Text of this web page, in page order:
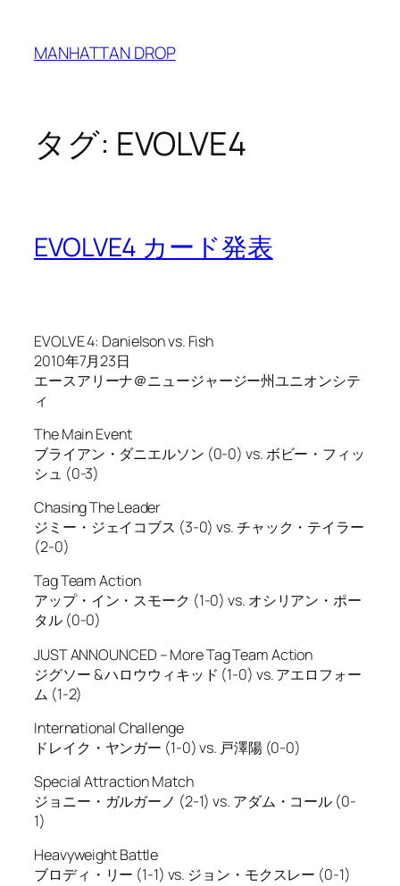
MANHATTAN DROP
タグ: EVOLVE4
EVOLVE4 カード発表
EVOLVE 4: Danielson vs. Fish
2010年7月23日
エースアリーナ＠ニュージャージー州ユニオンシテ
ィ
The Main Event
ブライアン・ダニエルソン (0-0) vs. ボビー・フィッ
シュ (0-3)
Chasing The Leader
ジミー・ジェイコブス (3-0) vs. チャック・テイラー
(2-0)
Tag Team Action
アップ・イン・スモーク (1-0) vs. オシリアン・ポー
タル (0-0)
JUST ANNOUNCED – More Tag Team Action
ジグソー & ハロウウィキッド (1-0) vs. アエロフォー
ム (1-2)
International Challenge
ドレイク・ヤンガー (1-0) vs. 戸澤陽 (0-0)
Special Attraction Match
ジョニー・ガルガーノ (2-1) vs. アダム・コール (0-
1)
Heavyweight Battle
ブロディ・リー (1-1) vs. ジョン・モクスレー (0-1)